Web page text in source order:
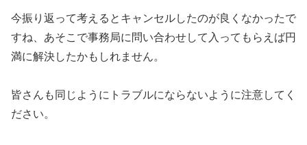
今振り返って考えるとキャンセルしたのが良くなかったで
すね、あそこで事務局に問い合わせして入ってもらえば円
満に解決したかもしれません。
皆さんも同じようにトラブルにならないように注意してく
ださい。